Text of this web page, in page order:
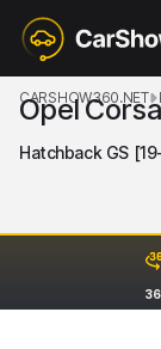
CARSHOW360.NET
Opel Corsa
Hatchback GS